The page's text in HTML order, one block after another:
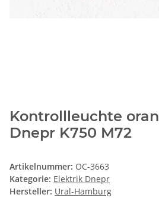
Kontrollleuchte
Dnepr K750 M72
Artikelnummer: OC-3663
Kategorie: Elektrik Dnepr
Hersteller: Ural-Hamburg